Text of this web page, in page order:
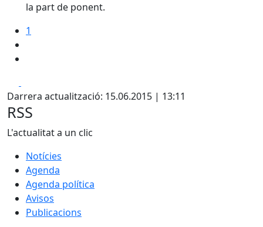
la part de ponent.
1
Darrera actualització: 15.06.2015 | 13:11
RSS
L'actualitat a un clic
Notícies
Agenda
Agenda política
Avisos
Publicacions